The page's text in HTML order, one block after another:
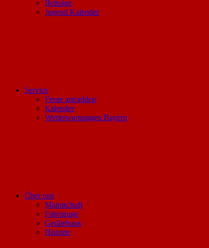
Beiträge
Jugend Kalender
Service
Feuer anmelden
Kalender
Wetterwarnungen Bayern
Über uns
Mannschaft
Fahrzeuge
Gerätehaus
Historie